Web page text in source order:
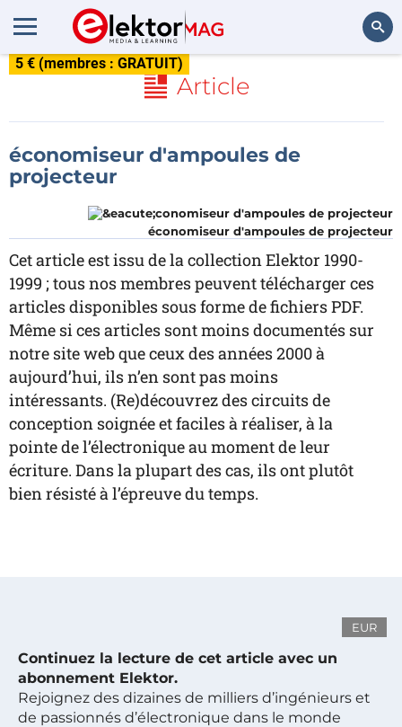
5 € (membres : GRATUIT)
Article
économiseur d'ampoules de
projecteur
économiseur d'ampoules de projecteur
Cet article est issu de la collection Elektor 1990-
1999 ; tous nos membres peuvent télécharger ces
articles disponibles sous forme de fichiers PDF.
Même si ces articles sont moins documentés sur
notre site web que ceux des années 2000 à
aujourd’hui, ils n’en sont pas moins
intéressants. (Re)découvrez des circuits de
conception soignée et faciles à réaliser, à la
pointe de l’électronique au moment de leur
écriture. Dans la plupart des cas, ils ont plutôt
bien résisté à l’épreuve du temps.
EUR
Continuez la lecture de cet article avec un
abonnement Elektor.
Rejoignez des dizaines de milliers d’ingénieurs et
de passionnés d’électronique dans le monde